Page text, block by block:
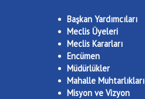
Başkan Yardımcıları
Meclis Üyeleri
Meclis Kararları
Encümen
Müdürlükler
Mahalle Muhtarlıkları
Misyon ve Vizyon